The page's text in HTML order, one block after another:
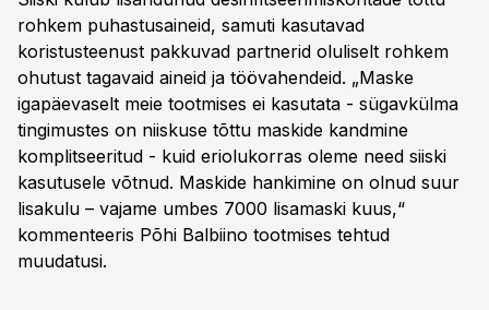
rohkem puhastusaineid, samuti kasutavad
koristusteenust pakkuvad partnerid oluliselt rohkem
ohutust tagavaid aineid ja töövahendeid. „Maske
igapäevaselt meie tootmises ei kasutata - sügavkülma
tingimustes on niiskuse tõttu maskide kandmine
komplitseeritud - kuid eriolukorras oleme need siiski
kasutusele võtnud. Maskide hankimine on olnud suur
lisakulu – vajame umbes 7000 lisamaski kuus,“
kommenteeris Põhi Balbiino tootmises tehtud
muudatusi.